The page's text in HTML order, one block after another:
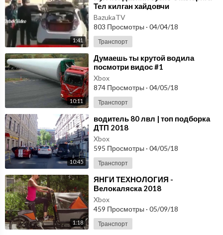
1:41
Тел килган хайдовчи
BazukaTV
803 Просмотры · 04/04/18
Транспорт
10:11
⁣Думаешь ты крутой водила
посмотри видос #1
Xbox
874 Просмотры · 04/05/18
Транспорт
10:45
⁣водитель 80 лвл | топ подборка
ДТП 2018
Xbox
595 Просмотры · 04/05/18
Транспорт
1:18
⁣ЯНГИ ТЕХНОЛОГИЯ -
Велокаляска 2018
Xbox
459 Просмотры · 05/09/18
Транспорт